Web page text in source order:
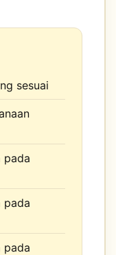
sesuai
pada
pada
pada